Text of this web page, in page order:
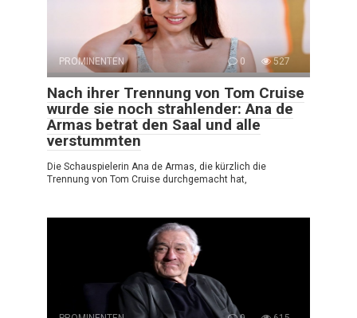
PROMINENTEN 0 527
Nach ihrer Trennung von Tom Cruise
wurde sie noch strahlender: Ana de
Armas betrat den Saal und alle
verstummten
Die Schauspielerin Ana de Armas, die kürzlich die
Trennung von Tom Cruise durchgemacht hat,